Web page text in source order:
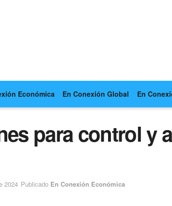
Económica En Conexión Global En
para control y
2024 Publicado En Conexión Económica